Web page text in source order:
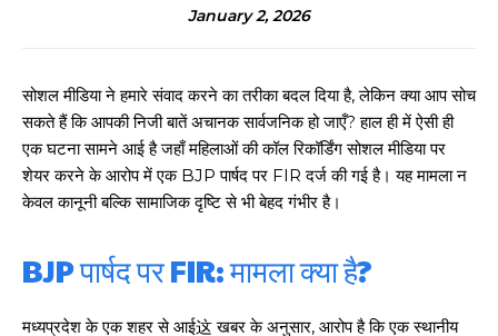
January 2, 2026
सोशल मीडिया ने हमारे संवाद करने का तरीका बदल दिया है, लेकिन क्या आप सोच
सकते हैं कि आपकी निजी बातें अचानक सार्वजनिक हो जाएँ? हाल ही में ऐसी ही
एक घटना सामने आई है जहाँ महिलाओं की कॉल रिकॉर्डिंग सोशल मीडिया पर
शेयर करने के आरोप में एक BJP पार्षद पर FIR दर्ज की गई है। यह मामला न
केवल कानूनी बल्कि सामाजिक दृष्टि से भी बेहद गंभीर है।
BJP पार्षद पर FIR: मामला क्या है?
मध्यप्रदेश के एक शहर से आई这 खबर के अनुसार, आरोप है कि एक स्थानीय